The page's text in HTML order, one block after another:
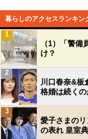
暮らしのアクセスランキン
（1）「警
け？
1
川口春奈&板
格婚は続くの
2
愛子さまの
の表れ 皇室
3